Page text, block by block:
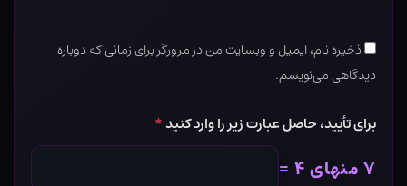
ذخیره نام، ایمیل و وبسایت من در مرورگر برای زمانی که دوباره
دیدگاهی می‌نویسم.
برای تأیید، حاصل عبارت زیر را وارد کنید*
۷ منهای ۴ =